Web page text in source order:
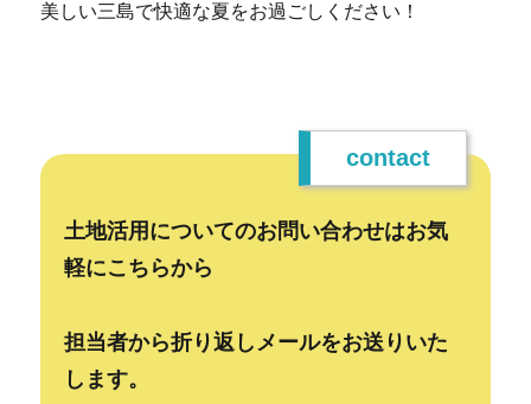
美しい三島で快適な夏をお過ごしください！
contact
土地活用についてのお問い合わせはお気
軽にこちらから
担当者から折り返しメールをお送りいた
します。